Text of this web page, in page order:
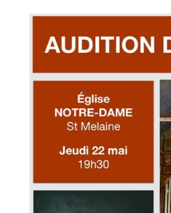
La
–
Mercredi
25
Portes
Ouvertes